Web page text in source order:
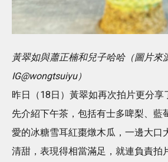
黃翠如與蕭正楠和兒子哈哈（圖片來
IG@wongtsuiyu）
昨日（18日）黃翠如再次拍片更分享
先介紹下午茶，包括有士多啤梨、藍
愛的冰糖雪耳紅棗燉木瓜，一邊大口
清甜，表現得相當滿足，就連負責拍